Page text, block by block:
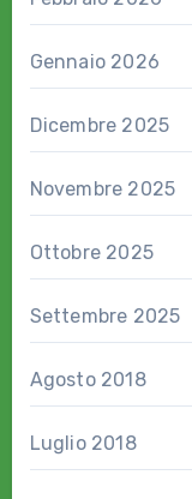
Gennaio 2026
Dicembre 2025
Novembre 2025
Ottobre 2025
Settembre 2025
Agosto 2018
Luglio 2018